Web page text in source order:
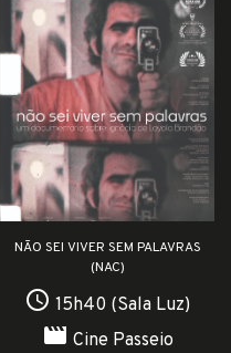
NÃO SEI VIVER SEM PALAVRAS
(NAC)
access_time 15h40 (Sala Luz)
movie Cine Passeio